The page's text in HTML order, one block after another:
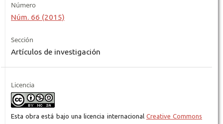
Número
Núm. 66 (2015)
Sección
Artículos de investigación
Licencia
Esta obra está bajo una licencia internacional Creative Commons